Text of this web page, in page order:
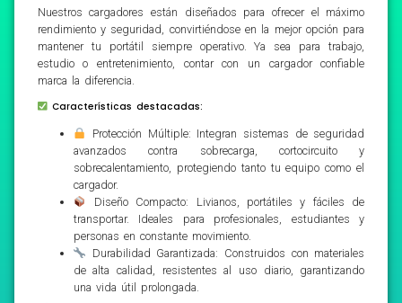
Nuestros cargadores están diseñados para ofrecer el máximo
rendimiento y seguridad, convirtiéndose en la mejor opción para
mantener tu portátil siempre operativo. Ya sea para trabajo,
estudio o entretenimiento, contar con un cargador confiable
marca la diferencia.
Características destacadas:
Protección Múltiple: Integran sistemas de seguridad
avanzados contra sobrecarga, cortocircuito y
sobrecalentamiento, protegiendo tanto tu equipo como el
cargador.
Diseño Compacto: Livianos, portátiles y fáciles de
transportar. Ideales para profesionales, estudiantes y
personas en constante movimiento.
Durabilidad Garantizada: Construidos con materiales
de alta calidad, resistentes al uso diario, garantizando
una vida útil prolongada.